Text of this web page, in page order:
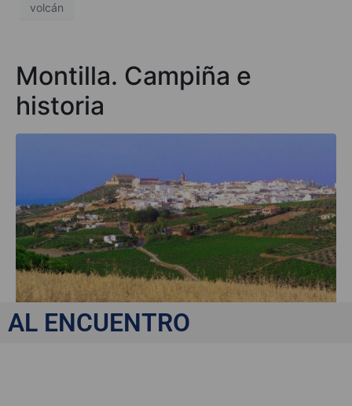
volcán
Montilla. Campiña e
historia
AL ENCUENTRO